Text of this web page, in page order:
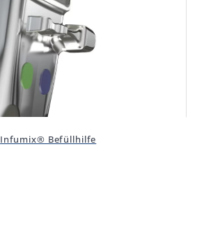
Infumix® Befüllhilfe